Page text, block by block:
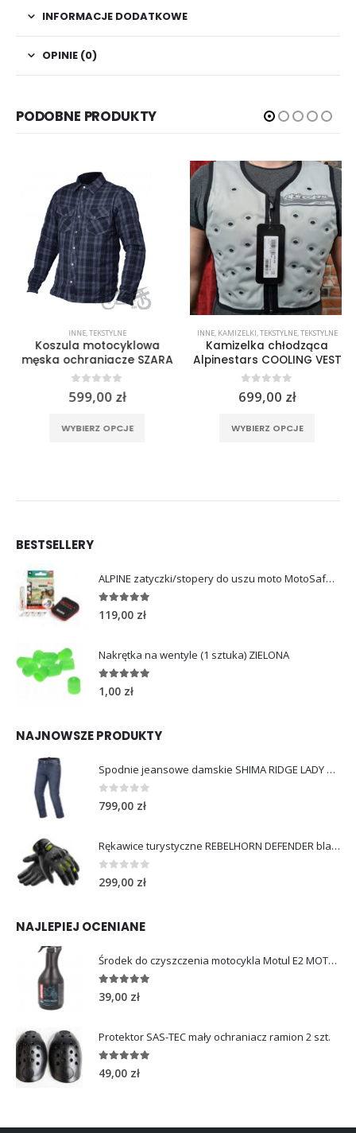
INFORMACJE DODATKOWE
OPINIE (0)
PODOBNE PRODUKTY
INNE,TEKSTYLNE
Koszula motocyklowa
męska ochraniacze SZARA
0out of 5
599,00zł
WYBIERZ OPCJE
INNE,KAMIZELKI,TEKSTYLNE,TEKSTYLNE
Kamizelka chłodząca
Alpinestars COOLING VEST
0out of 5
699,00zł
WYBIERZ OPCJE
BESTSELLERY
ALPINE zatyczki/stopery do uszu moto MotoSafe Pro
119,00 zł
Nakrętka na wentyle (1 sztuka) ZIELONA
1,00 zł
NAJNOWSZE PRODUKTY
799,00 zł
299,00 zł
NAJLEPIEJ OCENIANE
39,00 zł
Protektor SAS-TEC mały ochraniacz ramion 2 szt.
49,00 zł